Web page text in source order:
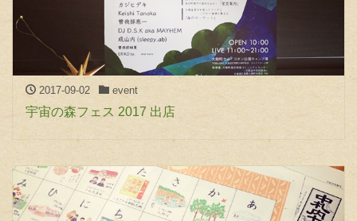
2017-09-02 event
宇宙の森フェス 2017 出店